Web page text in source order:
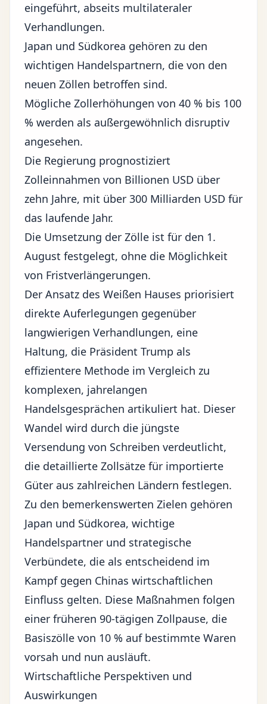
eingeführt, abseits multilateraler
Verhandlungen.
Japan und Südkorea gehören zu den
wichtigen Handelspartnern, die von den
neuen Zöllen betroffen sind.
Mögliche Zollerhöhungen von 40 % bis 100
% werden als außergewöhnlich disruptiv
angesehen.
Die Regierung prognostiziert
Zolleinnahmen von Billionen USD über
zehn Jahre, mit über 300 Milliarden USD für
das laufende Jahr.
Die Umsetzung der Zölle ist für den 1.
August festgelegt, ohne die Möglichkeit
von Fristverlängerungen.
Der Ansatz des Weißen Hauses priorisiert
direkte Auferlegungen gegenüber
langwierigen Verhandlungen, eine
Haltung, die Präsident Trump als
effizientere Methode im Vergleich zu
komplexen, jahrelangen
Handelsgesprächen artikuliert hat. Dieser
Wandel wird durch die jüngste
Versendung von Schreiben verdeutlicht,
die detaillierte Zollsätze für importierte
Güter aus zahlreichen Ländern festlegen.
Zu den bemerkenswerten Zielen gehören
Japan und Südkorea, wichtige
Handelspartner und strategische
Verbündete, die als entscheidend im
Kampf gegen Chinas wirtschaftlichen
Einfluss gelten. Diese Maßnahmen folgen
einer früheren 90-tägigen Zollpause, die
Basiszölle von 10 % auf bestimmte Waren
vorsah und nun ausläuft.
Wirtschaftliche Perspektiven und
Auswirkungen